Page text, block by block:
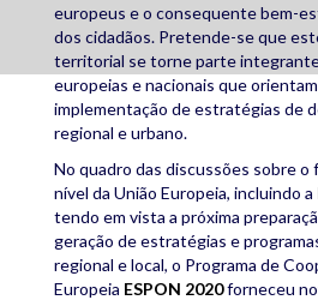
europeus e o consequente bem-
dos cidadãos. Pretende-se que
territorial se torne parte
europeias e nacionais que
implementação de estratégias de
regional e urbano.
No quadro das discussões sobre o
nível da União Europeia, incluindo a
tendo em vista a próxima
geração de estratégias e
regional e local, o Programa de
Europeia ESPON 2020forneceu